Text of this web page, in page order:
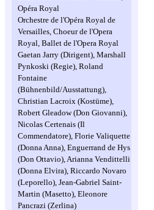
Opéra Royal
Orchestre de l'Opéra Royal de
Versailles, Choeur de l'Opera
Royal, Ballet de l'Opera Royal
Gaetan Jarry (Dirigent), Marshall
Pynkoski (Regie), Roland
Fontaine
(Bühnenbild/Ausstattung),
Christian Lacroix (Kostüme),
Robert Gleadow (Don Giovanni),
Nicolas Certenais (Il
Commendatore), Florie Valiquette
(Donna Anna), Enguerrand de Hys
(Don Ottavio), Arianna Vendittelli
(Donna Elvira), Riccardo Novaro
(Leporello), Jean-Gabriel Saint-
Martin (Masetto), Eleonore
Pancrazi (Zerlina)